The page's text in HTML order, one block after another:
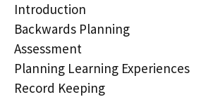
Introduction
Backwards Planning
Assessment
Planning Learning Experiences
Record Keeping